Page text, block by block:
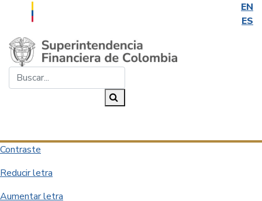
EN
ES
Saltar al contenido principal
Contraste
Reducir letra
Aumentar letra